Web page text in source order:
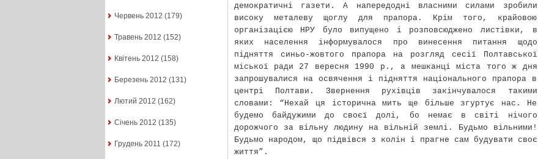
Червень 2012 (179)
Травень 2012 (152)
Квітень 2012 (158)
Березень 2012 (131)
Лютий 2012 (162)
Січень 2012 (135)
Грудень 2011 (172)
демократичні газети. А напередодні власними силами зробили
високу металеву щоглу для прапора. Крім того, крайовою
організацією НРУ було випущено і розповсюджено листівки, в
яких населення інформувалося про винесення питання щодо
підняття синьо-жовтого прапора на розгляд сесії Полтавської
міської ради 27 вересня 1990 р., а мешканці міста того ж дня
запрошувалися на освячення і підняття національного прапора в
центрі Полтави. Звернення рухівців закінчувалося такими
словами: “Нехай ця історична мить ще більше згуртує нас. Не
будемо байдужими до своєї долі, бо немає в світі нічого
дорожчого за вільну людину на вільній землі. Будьмо вільними!
Будьмо народом, що підвівся з колін і прагне сам будувати своє
життя”.